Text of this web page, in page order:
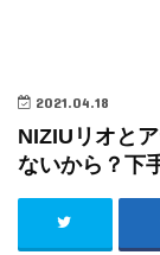
2021.04.18
NIZIUリオと
ないから？下